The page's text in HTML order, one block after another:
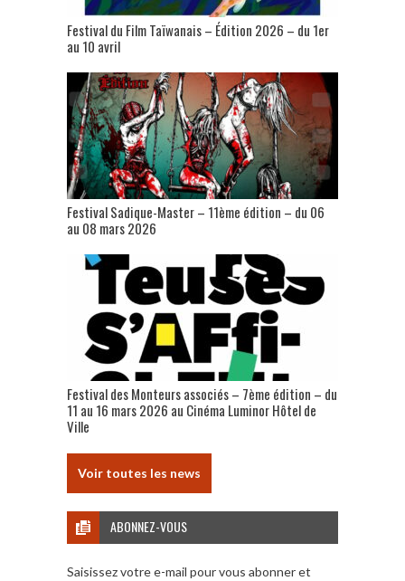
Festival du Film Taïwanais – Édition 2026 – du 1er
au 10 avril
Festival Sadique-Master – 11ème édition – du 06
au 08 mars 2026
Festival des Monteurs associés – 7ème édition – du
11 au 16 mars 2026 au Cinéma Luminor Hôtel de
Ville
Voir toutes les news
ABONNEZ-VOUS
Saisissez votre e-mail pour vous abonner et